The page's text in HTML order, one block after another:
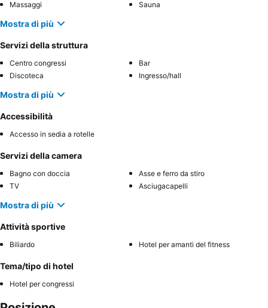
Massaggi Sauna
Mostra di più
Servizi della struttura
Centro congressi
Bar
Discoteca
Ingresso/hall
Mostra di più
Accessibilità
Accesso in sedia a rotelle
Servizi della camera
Bagno con doccia
Asse e ferro da stiro
TV
Asciugacapelli
Mostra di più
Attività sportive
Biliardo Hotel per amanti del fitness
Tema/tipo di hotel
Hotel per congressi